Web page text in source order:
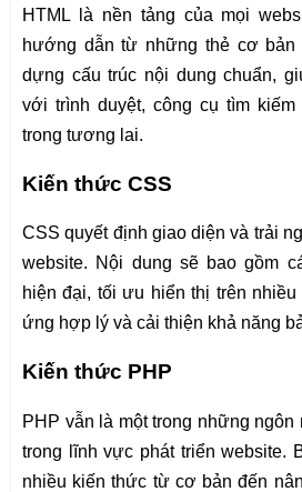
HTML là nền tảng của mọi
hướng dẫn từ những thẻ cơ bản
dựng cấu trúc nội dung chuẩn,
với trình duyệt, công cụ tìm
trong tương lai.
Kiến thức CSS
CSS quyết định giao diện và trải
website. Nội dung sẽ bao gồm
hiện đại, tối ưu hiển thị trên
ứng hợp lý và cải thiện khả năng
Kiến thức PHP
PHP vẫn là một trong những
trong lĩnh vực phát triển website.
nhiều kiến thức từ cơ bản đến